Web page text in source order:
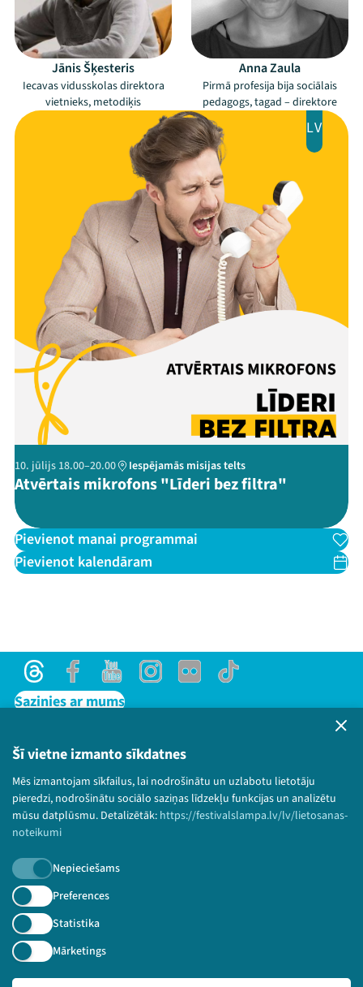
Šī vietne izmanto sīkdatnes
Mēs izmantojam sīkfailus, lai nodrošinātu un uzlabotu lietotāju
pieredzi, nodrošinātu sociālo saziņas līdzekļu funkcijas un analizētu
mūsu datplūsmu. Detalizētāk: https://festivalslampa.lv/lv/lietosanas-
noteikumi
Nepieciešams
Preferences
Statistika
Mārketings
Veikals
Kontakti
ThreadsFacebookYoutube
X Instagram
Flick
Jānis Šķesteris
Iecavas vidusskolas direktora
vietnieks, metodiķis
Anna Zaula
Pirmā profesija bija sociālais
pedagogs, tagad – direktore
LV
10. jūlijs 18.00–20.00 Iespējamās misijas telts
Atvērtais mikrofons "Līderi bez filtra"
Pievienot manai programmai
Pievienot kalendāram
ThreadsFacebookYoutubeInstagram
Flick TikTok
Sazinies ar mums
Lietošanas noteikumi un sīkdatņu politika
Bērnu aizsardzības politika
© 2026 Sarunu festivāls LAMPA Visas tiesības
paturētas.
Piesakies jaunumiem!
Nepalaid garām aktuālāko informāciju!